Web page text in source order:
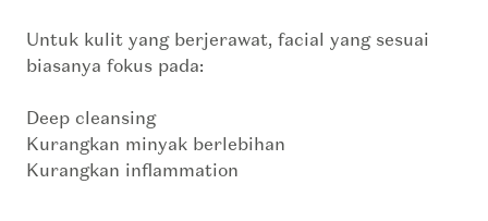
Untuk kulit yang berjerawat, facial yang sesuai
biasanya fokus pada:
Deep cleansing
Kurangkan minyak berlebihan
Kurangkan inflammation